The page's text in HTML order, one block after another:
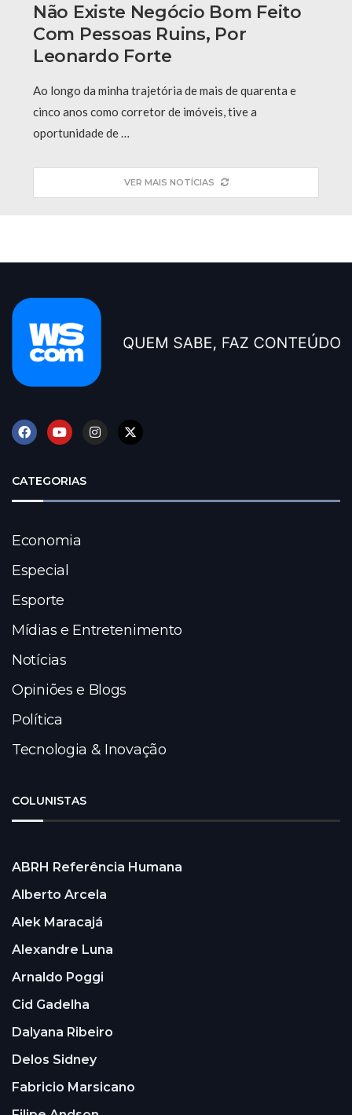
Não Existe Negócio Bom Feito
Com Pessoas Ruins, Por
Leonardo Forte
Ao longo da minha trajetória de mais de quarenta e
cinco anos como corretor de imóveis, tive a
oportunidade de …
VER MAIS NOTÍCIAS
CATEGORIAS
Economia
Especial
Esporte
Mídias e Entretenimento
Notícias
Opiniões e Blogs
Política
Tecnologia & Inovação
COLUNISTAS
ABRH Referência Humana
Alberto Arcela
Alek Maracajá
Alexandre Luna
Arnaldo Poggi
Cid Gadelha
Dalyana Ribeiro
Delos Sidney
Fabricio Marsicano